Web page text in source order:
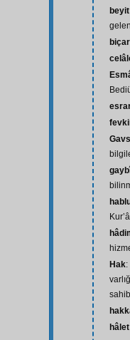
beyit
Hak
hâlet